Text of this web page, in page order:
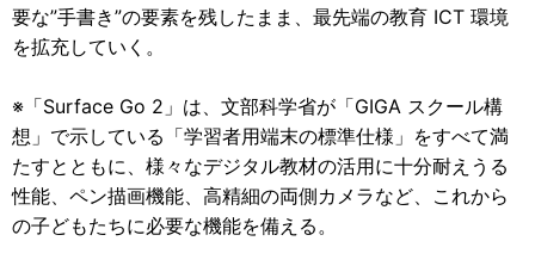
要な”手書き”の要素を残したまま、最先端の教育 ICT 環境
を拡充していく。
※「Surface Go 2」は、文部科学省が「GIGA スクール構
想」で示している「学習者用端末の標準仕様」をすべて満
たすとともに、様々なデジタル教材の活用に十分耐えうる
性能、ペン描画機能、高精細の両側カメラなど、これから
の子どもたちに必要な機能を備える。